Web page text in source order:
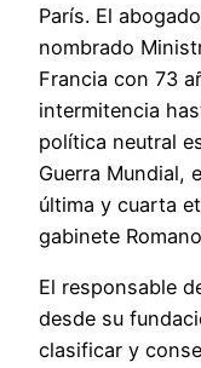
París. El
nombrado
Francia con 73
intermitencia
política neutral
Guerra Mundial,
última y cuarta
gabinete
El responsable
desde su
clasificar y